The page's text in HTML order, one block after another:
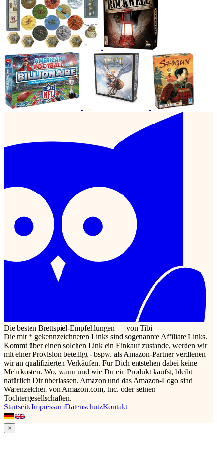
Die besten Brettspiel-Empfehlungen — von Tibi
Die mit * gekennzeichneten Links sind sogenannte Affiliate Links.
Kommt über einen solchen Link ein Einkauf zustande, werden wir
mit einer Provision beteiligt - bspw. als Amazon-Partner verdienen
wir an qualifizierten Verkäufen. Für Dich entstehen dabei keine
Mehrkosten. Wo, wann und wie Du ein Produkt kaufst, bleibt
natürlich Dir überlassen. Amazon und das Amazon-Logo sind
Warenzeichen von Amazon.com, Inc. oder seinen
Tochtergesellschaften.
StartseiteImpressumDatenschutzKontakt
×